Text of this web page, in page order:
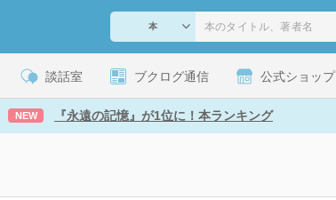
談話室 ブクログ通信 公式ショップ
NEW 『永遠の記憶』が1位に！本ランキング